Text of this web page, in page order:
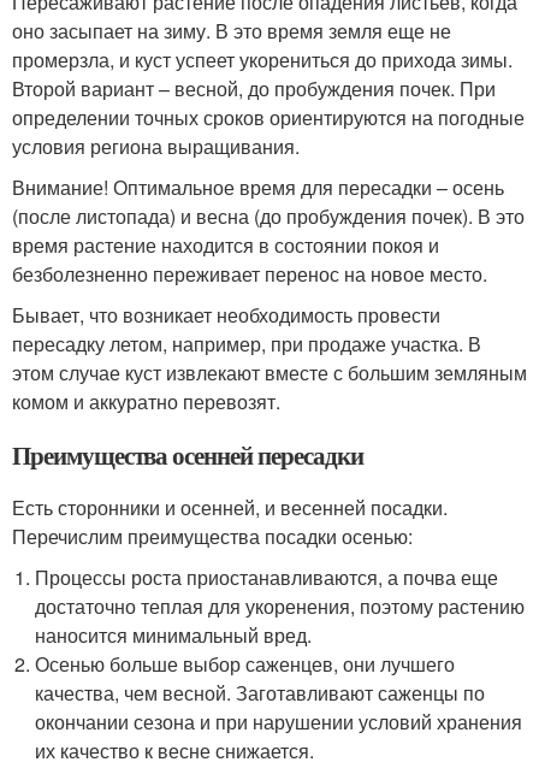
оно засыпает на зиму. В это время земля еще не
промерзла, и куст успеет укорениться до прихода зимы.
Второй вариант – весной, до пробуждения почек. При
определении точных сроков ориентируются на погодные
условия региона выращивания.
Внимание! Оптимальное время для пересадки – осень
(после листопада) и весна (до пробуждения почек). В это
время растение находится в состоянии покоя и
безболезненно переживает перенос на новое место.
Бывает, что возникает необходимость провести
пересадку летом, например, при продаже участка. В
этом случае куст извлекают вместе с большим земляным
комом и аккуратно перевозят.
Преимущества осенней пересадки
Есть сторонники и осенней, и весенней посадки.
Перечислим преимущества посадки осенью:
Процессы роста приостанавливаются, а почва еще
достаточно теплая для укоренения, поэтому растению
наносится минимальный вред.
Осенью больше выбор саженцев, они лучшего
качества, чем весной. Заготавливают саженцы по
окончании сезона и при нарушении условий хранения
их качество к весне снижается.